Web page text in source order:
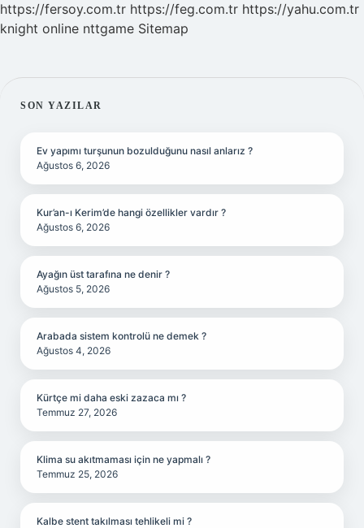
https://fersoy.com.tr https://feg.com.tr https://yahu.com.tr
knight online nttgame Sitemap
SIDEBAR
SON YAZILAR
Ev yapımı turşunun bozulduğunu nasıl anlarız ?
Ağustos 6, 2026
Kur’an-ı Kerim’de hangi özellikler vardır ?
Ağustos 6, 2026
Ayağın üst tarafına ne denir ?
Ağustos 5, 2026
Arabada sistem kontrolü ne demek ?
Ağustos 4, 2026
Kürtçe mi daha eski zazaca mı ?
Temmuz 27, 2026
Klima su akıtmaması için ne yapmalı ?
Temmuz 25, 2026
Kalbe stent takılması tehlikeli mi ?